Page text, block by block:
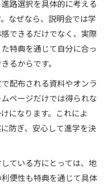
路選択を具体的に考える
なぜなら、説明会では学
できるだけでなく、実際
特典を通じて自分に合っ
るからです。
配布される資料やオンラ
ページだけでは得られな
になります。これによ
防ぎ、安心して進学を決
ている方にとっては、地
便性も特典を通じて具体